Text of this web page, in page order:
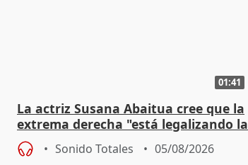
01:41
La actriz Susana Abaitua cree que la
extrema derecha "está legalizando la
homofobia"
Sonido Totales 05/08/2026